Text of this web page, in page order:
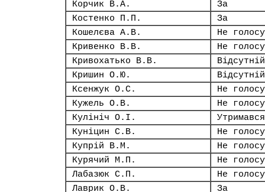
Корчик В.А.
За
Костенко П.П.
За
Кошелєва А.В.
Не
Кривенко В.В.
Не
Кривохатько В.В.
Відсутній
Кришин О.Ю.
Відсутній
Ксенжук О.С.
Не
Кужель О.В.
Не
Кулініч О.І.
Утримався
Куніцин С.В.
Не
Купрій В.М.
Не
Курячий М.П.
Не
Лабазюк С.П.
Не
Лаврик О.В.
За